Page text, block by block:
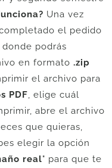
Una vez
el pedido
podrás
en formato .zip
el archivo para
PDF, elige cuál
abre el archivo
que quieras,
elegir la opción
real" para que te